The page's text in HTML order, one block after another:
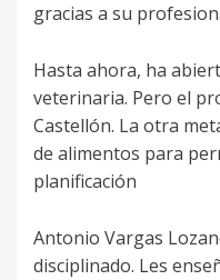
gracias a su
Hasta ahora, ha
veterinaria. Pero el
Castellón. La otra
de alimentos para
planificación
Antonio Vargas
disciplinado. Les